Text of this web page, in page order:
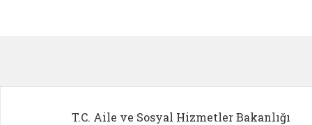
T.C. Aile ve Sosyal Hizmetler Bakanlığı